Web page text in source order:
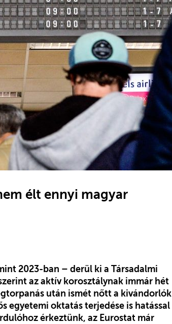
élt ennyi magyar
2023-ban – derül ki a Társadalmi
az aktív korosztálynak immár hét
után ismét nőtt a kivándorlók
egyetemi oktatás terjedése is hatással
érkeztünk, az Eurostat már